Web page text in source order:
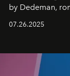
by Dedeman,
07.26.2025